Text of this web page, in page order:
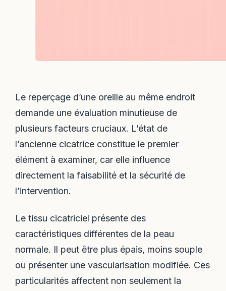
Le reperçage d’une oreille au même endroit
demande une évaluation minutieuse de
plusieurs facteurs cruciaux. L’état de
l’ancienne cicatrice constitue le premier
élément à examiner, car elle influence
directement la faisabilité et la sécurité de
l’intervention.
Le tissu cicatriciel présente des
caractéristiques différentes de la peau
normale. Il peut être plus épais, moins souple
ou présenter une vascularisation modifiée. Ces
particularités affectent non seulement la